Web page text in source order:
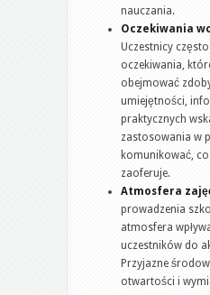
nauczania.
Oczekiwania
Uczestnicy
oczekiwania,
obejmować
umiejętności,
praktycznych
zastosowania w
komunikować,
zaoferuje.
Atmosfera
prowadzenia
atmosfera
uczestników do
Przyjazne
otwartości i